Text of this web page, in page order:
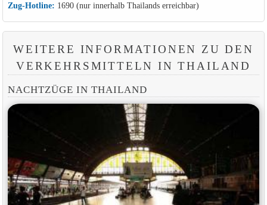
Zug-Hotline: 1690 (nur innerhalb Thailands erreichbar)
WEITERE INFORMATIONEN ZU DEN
VERKEHRSMITTELN IN THAILAND
NACHTZÜGE IN THAILAND